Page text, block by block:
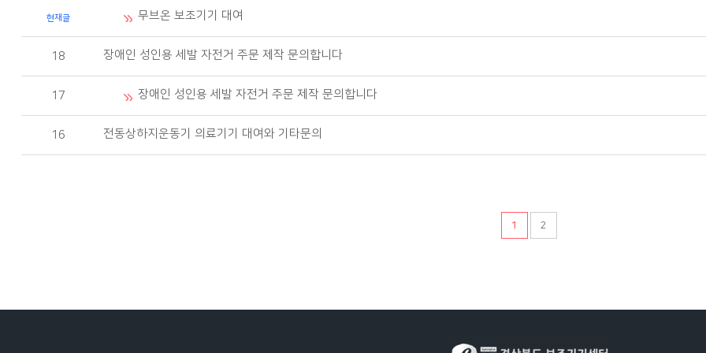
현재글 무브온 보조기기 대여
18 장애인 성인용 세발 자전거 주문 제작 문의합니다
17 장애인 성인용 세발 자전거 주문 제작 문의합니다
16 전동상하지운동기 의료기기 대여와 기타문의
1 2